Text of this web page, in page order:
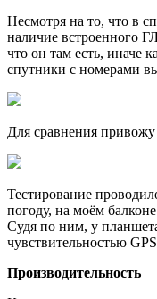
Несмотря на то, что в
наличие встроенного
что он там есть, иначе
спутники с номерами
Для сравнения
Тестирование
погоду, на моём
Судя по ним, у
чувствительностью
Производительность